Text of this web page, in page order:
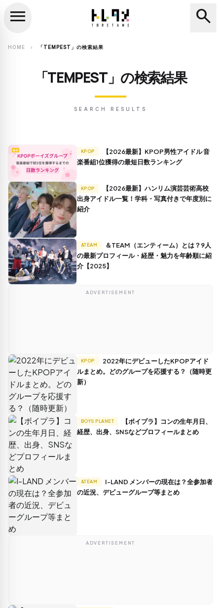
search
menu search
HOME chevron_right 「TEMPEST」の検索結果
「TEMPEST」の検索結果
SEARCH RESULTS
KPOP
楽番組1位獲得の最短日数ランキング
KPOP
出身アイドル一覧！学科・写真付きで年度別に
紹介
&TEAM
の最新プロフィール・経歴・魅力を年齢順に紹
介【2025】
ADVERTISEMENT
KPOP
ルまとめ。どのグループを応援する？（随時更
新）
BOYS PLANET
経歴、出身、SNSなどプロフィールまとめ
&TEAM
の近況、デビューグループ等まとめ
ADVERTISEMENT